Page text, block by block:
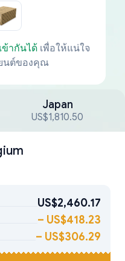
ข้ากันได้เพื่อให้แน่ใจ
นต์ของคุณ
Japan
US$1,810.50
US$2,460.17
– US$418.23
– US$306.29